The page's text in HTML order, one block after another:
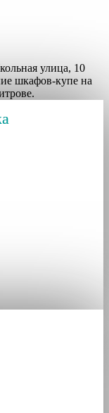
улица, 10
шкафов-купе на